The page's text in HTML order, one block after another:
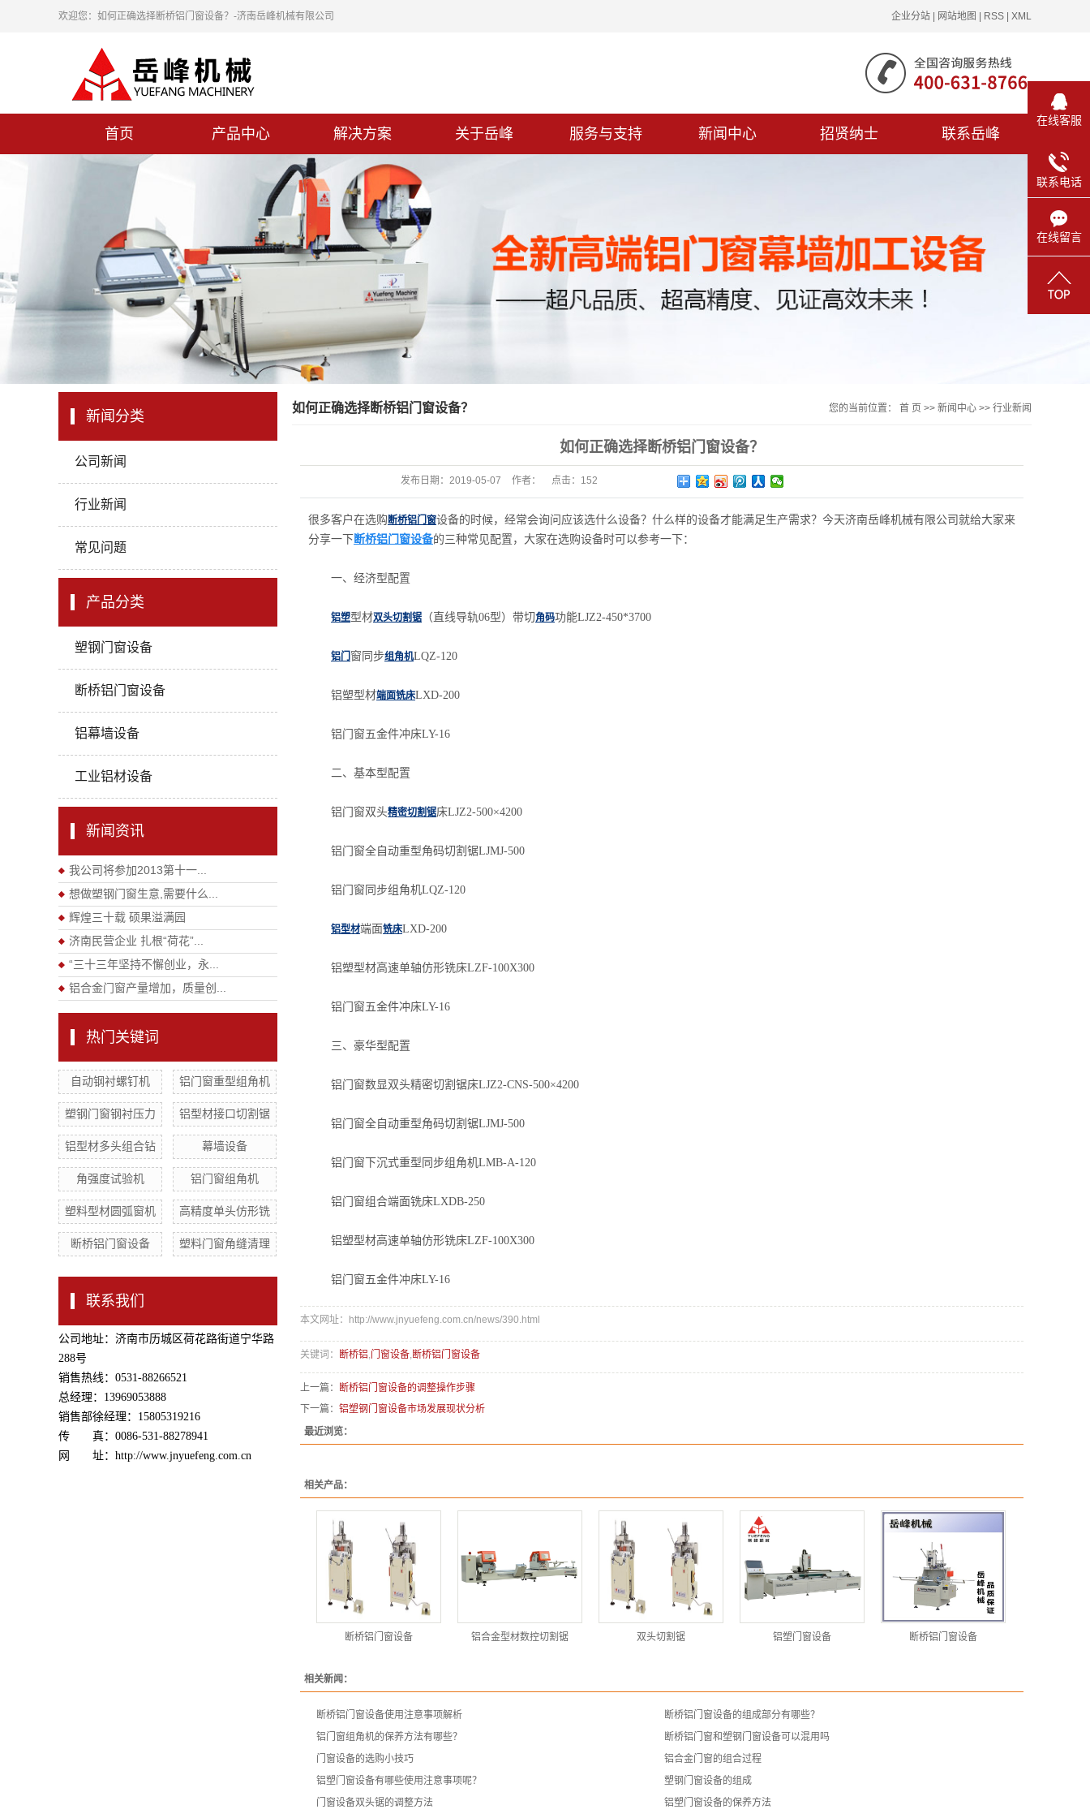
欢迎您：如何正确选择断桥铝门窗设备？-济南岳峰机械有限公司 企业分站 网站地图 RSS XML
首页 产品中心 解决方案 关于岳峰 服务与支持 新闻中心 招贤纳士 联系岳峰
新闻分类
公司新闻
行业新闻
常见问题
产品分类
塑钢门窗设备
断桥铝门窗设备
铝幕墙设备
工业铝材设备
新闻资讯
我公司将参加2013第十一...
想做塑钢门窗生意,需要什么...
辉煌三十载 硕果溢满园
济南民营企业 扎根“荷花”...
“三十三年坚持不懈创业，永...
铝合金门窗产量增加，质量创...
热门关键词
自动钢衬螺钉机 铝门窗重型组角机
塑钢门窗钢衬压力 铝型材接口切割锯
铝型材多头组合钻 幕墙设备
角强度试验机 铝门窗组角机
塑料型材圆弧窗机 高精度单头仿形铣
断桥铝门窗设备 塑料门窗角缝清理
联系我们
公司地址：济南市历城区荷花路街道宁华路
288号
销售热线：0531-88266521
总经理：13969053888
销售部徐经理：15805319216
传 真：0086-531-88278941
网 址：http://www.jnyuefeng.com.cn
如何正确选择断桥铝门窗设备？ 您的当前位置： 首 页 >> 新闻中心 >> 行业新闻
如何正确选择断桥铝门窗设备？
发布日期： 2019-05-07 作者： 点击： 152
很多客户在选购断桥铝门窗设备的时候，经常会询问应该选什么设备？什么样的设备才能满足生产需求？今天济南岳峰机械有限公司就给大家来
分享一下 断桥铝门窗设备的三种常见配置，大家在选购设备时可以参考一下：
一、经济型配置
铝塑型材双头切割锯 （直线导轨06型）带切角码功能LJZ2-450*3700
铝门 窗同步组角机LQZ-120
铝塑型材端面铣床LXD-200
铝门窗五金件冲床LY-16
二、基本型配置
铝门窗双头精密切割锯床LJZ2-500×4200
铝门窗全自动重型角码切割锯LJMJ-500
铝门窗同步组角机LQZ-120
铝型材端面铣床LXD-200
铝塑型材高速单轴仿形铣床LZF-100X300
铝门窗五金件冲床LY-16
三、豪华型配置
铝门窗数显双头精密切割锯床LJZ2-CNS-500×4200
铝门窗全自动重型角码切割锯LJMJ-500
铝门窗下沉式重型同步组角机LMB-A-120
铝门窗组合端面铣床LXDB-250
铝塑型材高速单轴仿形铣床LZF-100X300
铝门窗五金件冲床LY-16
本文网址：http://www.jnyuefeng.com.cn/news/390.html
关键词： 断桥铝,门窗设备,断桥铝门窗设备
上一篇：
断桥铝门窗设备的调整操作步骤
下一篇： 铝塑钢门窗设备市场发展现状分析
最近浏览：
相关产品：
断桥铝门窗设备 铝合金型材数控切割锯 双头切割锯 铝塑门窗设备 断桥铝门窗设备
相关新闻：
断桥铝门窗设备使用注意事项解析
断桥铝门窗设备的组成部分有哪些？
铝门窗组角机的保养方法有哪些？
断桥铝门窗和塑钢门窗设备可以混用吗
门窗设备的选购小技巧
铝合金门窗的组合过程
铝塑门窗设备有哪些使用注意事项呢？
塑钢门窗设备的组成
门窗设备双头锯的调整方法
铝塑门窗设备的保养方法
在线客服
联系电话
在线留言